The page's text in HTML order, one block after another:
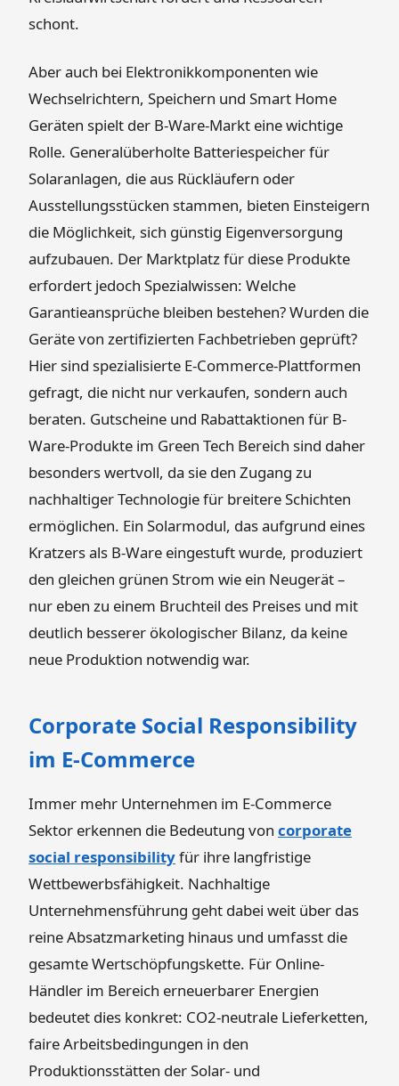
schont.
Aber auch bei Elektronikkomponenten wie
Wechselrichtern, Speichern und Smart Home
Geräten spielt der B-Ware-Markt eine wichtige
Rolle. Generalüberholte Batteriespeicher für
Solaranlagen, die aus Rückläufern oder
Ausstellungsstücken stammen, bieten Einsteigern
die Möglichkeit, sich günstig Eigenversorgung
aufzubauen. Der Marktplatz für diese Produkte
erfordert jedoch Spezialwissen: Welche
Garantieansprüche bleiben bestehen? Wurden die
Geräte von zertifizierten Fachbetrieben geprüft?
Hier sind spezialisierte E-Commerce-Plattformen
gefragt, die nicht nur verkaufen, sondern auch
beraten. Gutscheine und Rabattaktionen für B-
Ware-Produkte im Green Tech Bereich sind daher
besonders wertvoll, da sie den Zugang zu
nachhaltiger Technologie für breitere Schichten
ermöglichen. Ein Solarmodul, das aufgrund eines
Kratzers als B-Ware eingestuft wurde, produziert
den gleichen grünen Strom wie ein Neugerät –
nur eben zu einem Bruchteil des Preises und mit
deutlich besserer ökologischer Bilanz, da keine
neue Produktion notwendig war.
Corporate Social Responsibility
im E-Commerce
Immer mehr Unternehmen im E-Commerce
Sektor erkennen die Bedeutung von corporate
social responsibilityfür ihre langfristige
Wettbewerbsfähigkeit. Nachhaltige
Unternehmensführung geht dabei weit über das
reine Absatzmarketing hinaus und umfasst die
gesamte Wertschöpfungskette. Für Online-
Händler im Bereich erneuerbarer Energien
bedeutet dies konkret: CO2-neutrale Lieferketten,
faire Arbeitsbedingungen in den
Produktionsstätten der Solar- und